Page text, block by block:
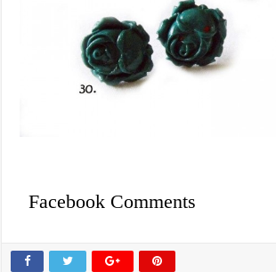
Facebook Comments